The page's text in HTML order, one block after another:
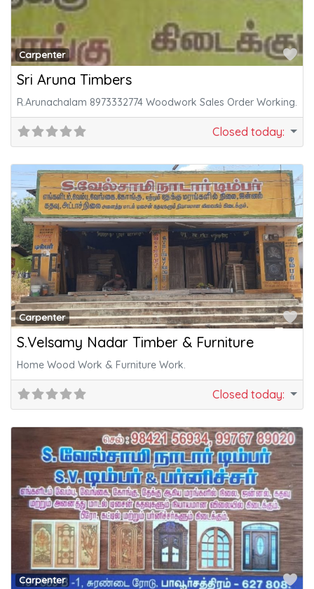
Carpenter
Sri Aruna Timbers
R.Arunachalam 8973332774 Woodwork Sales Order Working.
Closed today:
Carpenter
S.Velsamy Nadar Timber & Furniture
Home Wood Work & Furniture Work.
Closed today:
Carpenter